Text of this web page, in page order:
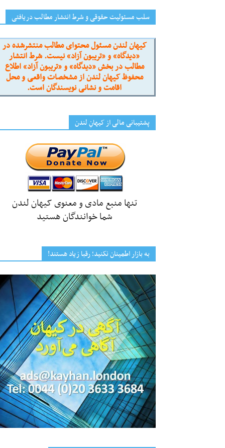
سلب مسئولیت حقوقی و شرط انتشار مطالب دریافتی
کیهان لندن مسئول محتوای مطالب منتشرشده در
«دیدگاه» و «تریبون آزاد» نیست. شرط انتشار
مطالب در بخش «دیدگاه» و «تریبون آزاد» اطلاع
محفوظ کیهان لندن از مشخصات واقعی و محل
اقامت و نشانی نویسندگان است.
پشتیبانی مالی از کیهانِ لندن
تنها منبع مادی و معنوی کیهان لندن
شما خوانندگان هستید
به بازار اطمینان نکنید؛ رقبا زیاد هستند!